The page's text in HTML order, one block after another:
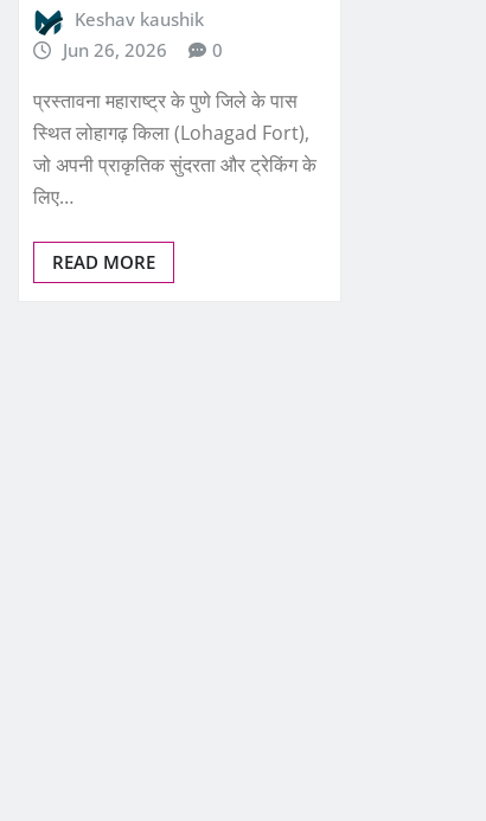
Keshav kaushik
Jun 26, 2026
0
प्रस्तावना महाराष्ट्र के पुणे जिले के पास
स्थित लोहागढ़ किला (Lohagad Fort),
जो अपनी प्राकृतिक सुंदरता और ट्रेकिंग के
लिए…
READ MORE